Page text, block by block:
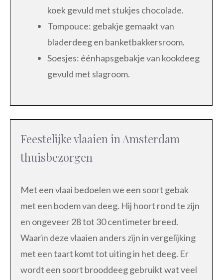
koek gevuld met stukjes chocolade.
Tompouce: gebakje gemaakt van
bladerdeeg en banketbakkersroom.
Soesjes: éénhapsgebakje van kookdeeg
gevuld met slagroom.
Feestelijke vlaaien in Amsterdam
thuisbezorgen
Met een vlaai bedoelen we een soort gebak
met een bodem van deeg. Hij hoort rond te zijn
en ongeveer 28 tot 30 centimeter breed.
Waarin deze vlaaien anders zijn in vergelijking
met een taart komt tot uiting in het deeg. Er
wordt een soort brooddeeg gebruikt wat veel